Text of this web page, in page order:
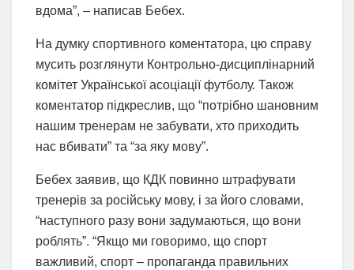
вдома”, – написав Бебех.
На думку спортивного коментатора, цю справу
мусить розглянути Контрольно-дисциплінарний
комітет Української асоціації футболу. Також
коментатор підкреслив, що “потрібно шановним
нашим тренерам не забувати, хто приходить
нас вбивати” та “за яку мову”.
Бебех заявив, що КДК повинно штрафувати
тренерів за російську мову, і за його словами,
“наступного разу вони задумаються, що вони
роблять”. “Якщо ми говоримо, що спорт
важливий, спорт – пропаганда правильних